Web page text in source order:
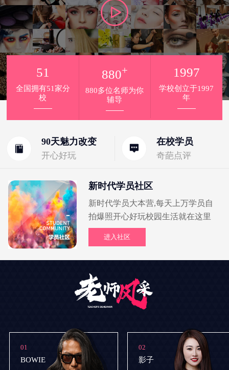
90天魅力改变
开心好玩
在校学员
奇葩点评
51
全国拥有51家分
校
880+
880多位名师为你
辅导
1997
学校创立于1997
年
新时代学员社区
新时代学员大本营,每天上万学员自
拍爆照开心好玩校园生活就在这里
进入社区
01
BOWIE
02
影子